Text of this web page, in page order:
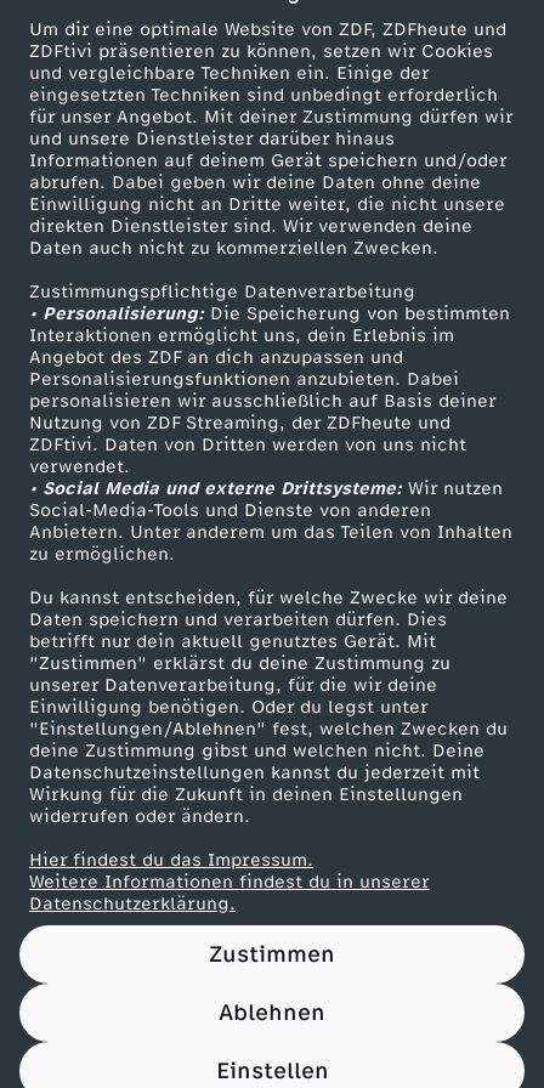
Um dir eine optimale Website von ZDF, ZDFheute und
ZDFtivi präsentieren zu können, setzen wir Cookies
und vergleichbare Techniken ein. Einige der
eingesetzten Techniken sind unbedingt erforderlich
für unser Angebot. Mit deiner Zustimmung dürfen wir
und unsere Dienstleister darüber hinaus
Informationen auf deinem Gerät speichern und/oder
abrufen. Dabei geben wir deine Daten ohne deine
Einwilligung nicht an Dritte weiter, die nicht unsere
direkten Dienstleister sind. Wir verwenden deine
Daten auch nicht zu kommerziellen Zwecken.
Zustimmungspflichtige Datenverarbeitung
• Personalisierung:Die Speicherung von bestimmten
Interaktionen ermöglicht uns, dein Erlebnis im
Angebot des ZDF an dich anzupassen und
Personalisierungsfunktionen anzubieten. Dabei
personalisieren wir ausschließlich auf Basis deiner
Nutzung von ZDF Streaming, der ZDFheute und
ZDFtivi. Daten von Dritten werden von uns nicht
verwendet.
• Social Media und externe Drittsysteme:Wir nutzen
Social-Media-Tools und Dienste von anderen
Anbietern. Unter anderem um das Teilen von Inhalten
zu ermöglichen.
Du kannst entscheiden, für welche Zwecke wir deine
Daten speichern und verarbeiten dürfen. Dies
betrifft nur dein aktuell genutztes Gerät. Mit
"Zustimmen" erklärst du deine Zustimmung zu
unserer Datenverarbeitung, für die wir deine
Einwilligung benötigen. Oder du legst unter
"Einstellungen/Ablehnen" fest, welchen Zwecken du
deine Zustimmung gibst und welchen nicht. Deine
Datenschutzeinstellungen kannst du jederzeit mit
Wirkung für die Zukunft in deinen Einstellungen
widerrufen oder ändern.
Hier findest du das Impressum.
Weitere Informationen findest du in unserer
Datenschutzerklärung.
Zustimmen
Ablehnen
Einstellen
Filtern
Mehr ZDF
ZDF-Apps
Smart TV
ZDFtext
Livestreams
Sendungen A-Z
TV-Programm
Service
ZDFmitreden
Kontakt zum ZDF
Tickets
Zuschauerservice
Hilfe
ZDF Unternehmen
Karriere
ZDF goes Schule
Werbefernsehen
Mainzelmännchen
Partner
Nutzungsbedingungen
Impressum